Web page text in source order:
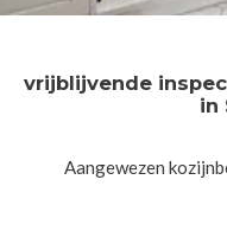
vrijblijvende
in
Aangewezen